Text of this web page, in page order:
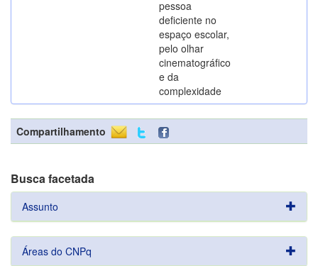
pessoa
deficiente no
espaço escolar,
pelo olhar
cinematográfico
e da
complexidade
Compartilhamento
Busca facetada
Assunto
Áreas do CNPq